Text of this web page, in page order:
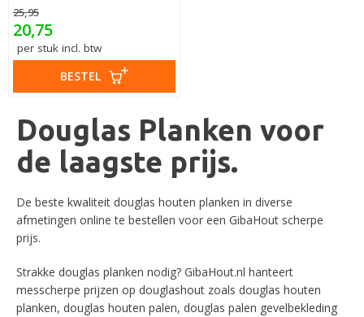
25,95
20,75
per stuk incl. btw
BESTEL
Douglas Planken voor
de laagste prijs.
De beste kwaliteit douglas houten planken in diverse
afmetingen online te bestellen voor een GibaHout scherpe
prijs.
Strakke douglas planken nodig? GibaHout.nl hanteert
messcherpe prijzen op douglashout zoals douglas houten
planken, douglas houten palen, douglas palen gevelbekleding